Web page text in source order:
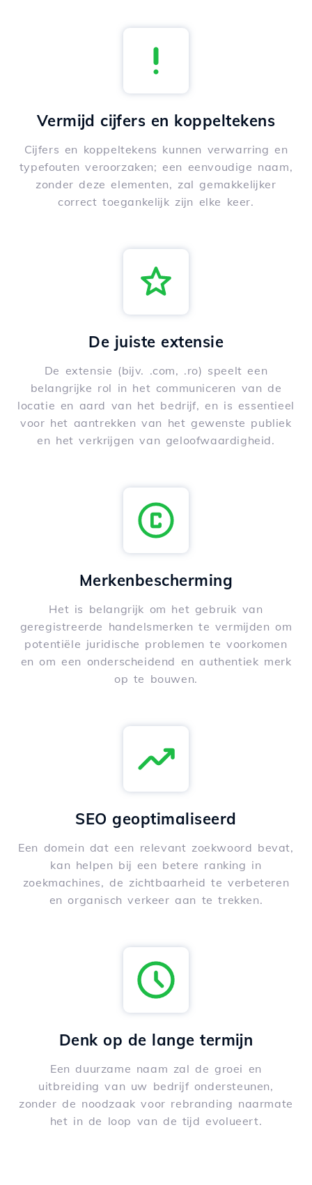
Vermijd cijfers en koppeltekens
Cijfers en koppeltekens kunnen verwarring en
typefouten veroorzaken; een eenvoudige naam,
zonder deze elementen, zal gemakkelijker
correct toegankelijk zijn elke keer.
De juiste extensie
De extensie (bijv. .com, .ro) speelt een
belangrijke rol in het communiceren van de
locatie en aard van het bedrijf, en is essentieel
voor het aantrekken van het gewenste publiek
en het verkrijgen van geloofwaardigheid.
Merkenbescherming
Het is belangrijk om het gebruik van
geregistreerde handelsmerken te vermijden om
potentiële juridische problemen te voorkomen
en om een onderscheidend en authentiek merk
op te bouwen.
SEO geoptimaliseerd
Een domein dat een relevant zoekwoord bevat,
kan helpen bij een betere ranking in
zoekmachines, de zichtbaarheid te verbeteren
en organisch verkeer aan te trekken.
Denk op de lange termijn
Een duurzame naam zal de groei en
uitbreiding van uw bedrijf ondersteunen,
zonder de noodzaak voor rebranding naarmate
het in de loop van de tijd evolueert.